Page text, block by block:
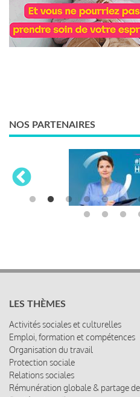
NOS PARTENAIRES
LES THÈMES
Activités sociales et culturelles
Emploi, formation et compétences
Organisation du travail
Protection sociale
Relations sociales
Rémunération globale & partage